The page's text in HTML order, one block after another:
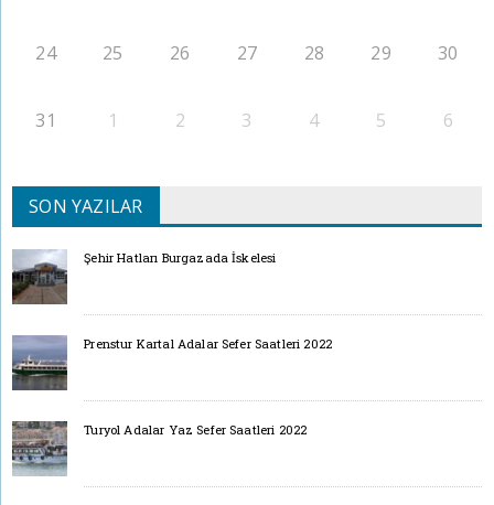
24 25 26 27 28 29 30
31 1 2 3 4 5 6
SON YAZILAR
Şehir Hatları Burgazada İskelesi
Prenstur Kartal Adalar Sefer Saatleri 2022
Turyol Adalar Yaz Sefer Saatleri 2022